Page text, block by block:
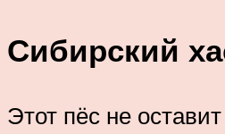
Сибирский
Этот пёс не